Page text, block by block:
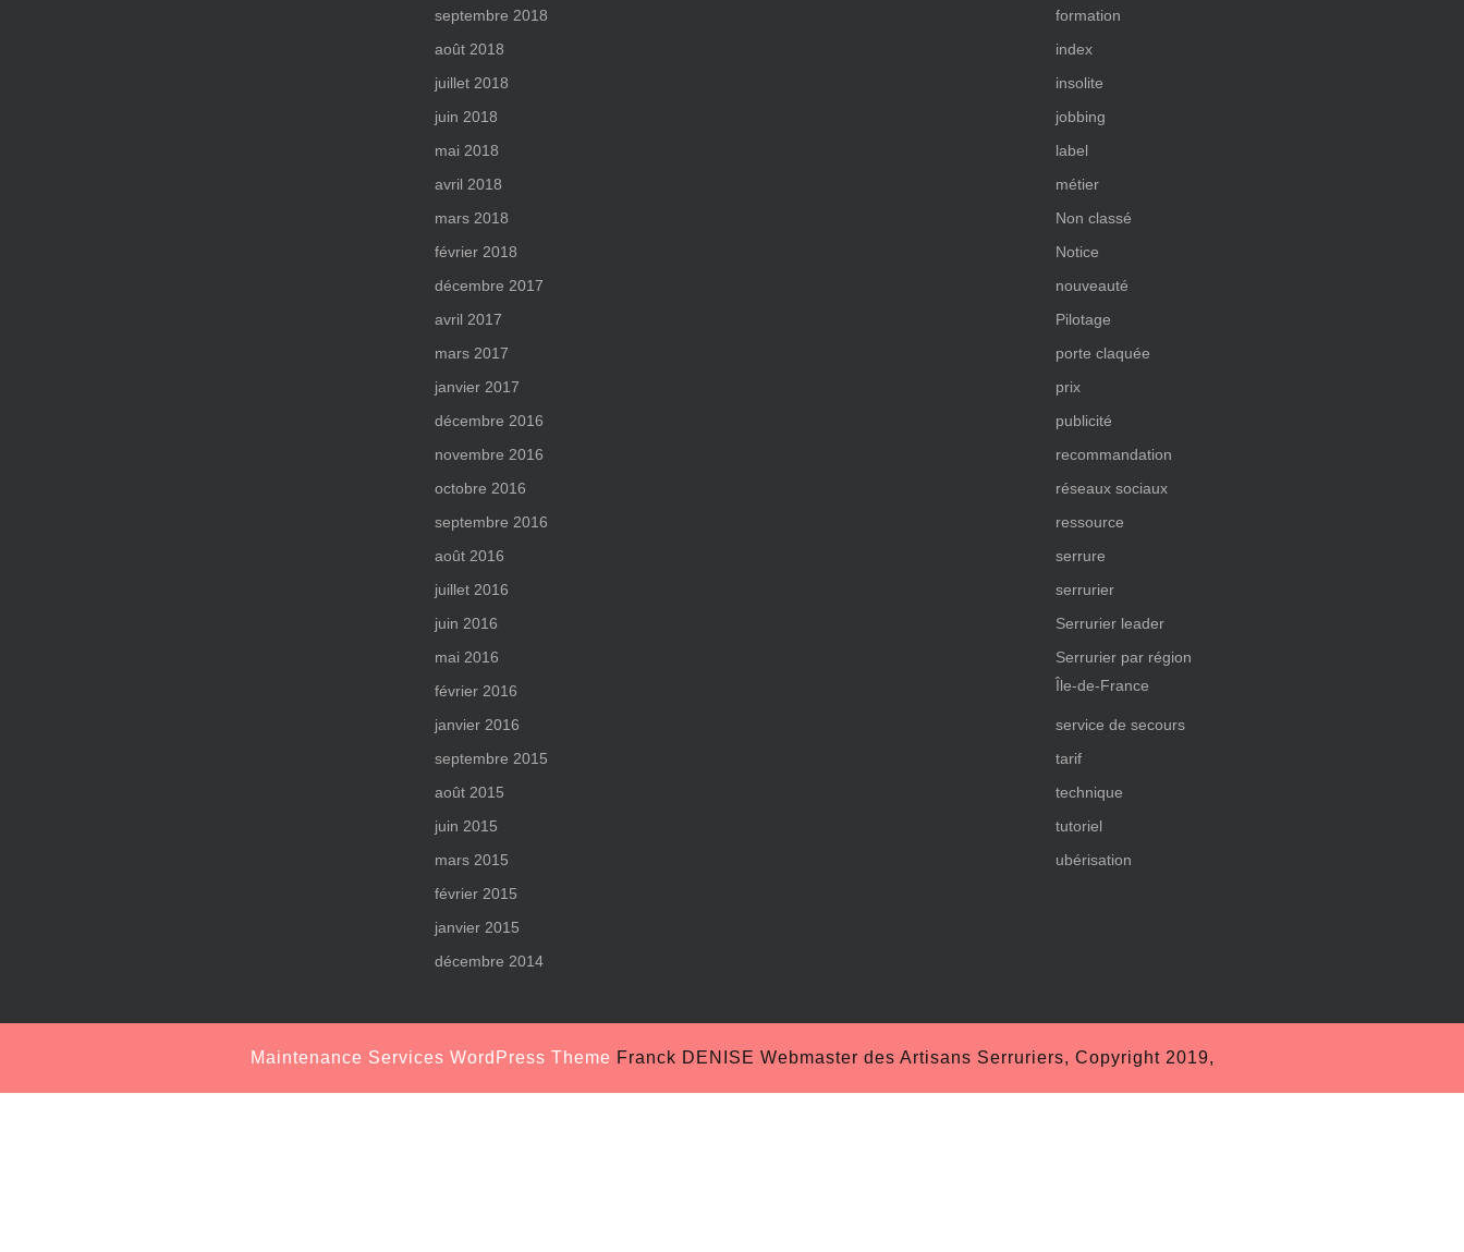
septembre 2018
août 2018
juillet 2018
juin 2018
mai 2018
avril 2018
mars 2018
février 2018
décembre 2017
avril 2017
mars 2017
janvier 2017
décembre 2016
novembre 2016
octobre 2016
septembre 2016
août 2016
juillet 2016
juin 2016
mai 2016
février 2016
janvier 2016
septembre 2015
août 2015
juin 2015
mars 2015
février 2015
janvier 2015
décembre 2014
formation
index
insolite
jobbing
label
métier
Non classé
Notice
nouveauté
Pilotage
porte claquée
prix
publicité
recommandation
réseaux sociaux
ressource
serrure
serrurier
Serrurier leader
Serrurier par région
Île-de-France
service de secours
tarif
technique
tutoriel
ubérisation
Maintenance Services WordPress Theme Franck DENISE Webmaster des Artisans Serruriers, Copyright 2019,